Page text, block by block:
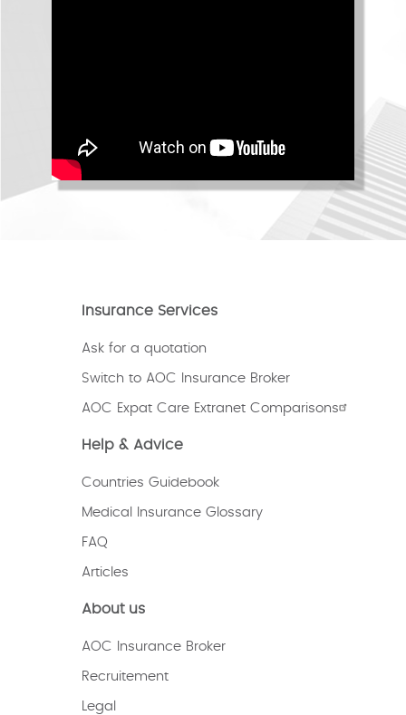
Insurance Services
Ask for a quotation
Switch to AOC Insurance Broker
AOC Expat Care Extranet Comparisons
Help & Advice
Countries Guidebook
Medical Insurance Glossary
FAQ
Articles
About us
AOC Insurance Broker
Recruitement
Legal